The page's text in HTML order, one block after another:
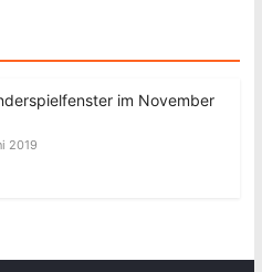
im November
2019